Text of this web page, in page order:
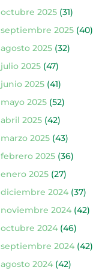
octubre 2025(31)
septiembre 2025(40)
agosto 2025(32)
julio 2025(47)
junio 2025(41)
mayo 2025(52)
abril 2025(42)
marzo 2025(43)
febrero 2025(36)
enero 2025(27)
diciembre 2024(37)
noviembre 2024(42)
octubre 2024(46)
septiembre 2024(42)
agosto 2024(42)